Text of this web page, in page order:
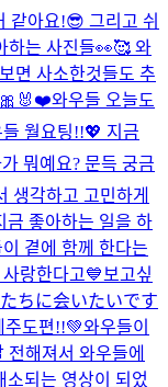
같아요!😎 그리고 쉬
하는 사진들👀🥰 와
면 사소한것들도 추
🎀🐰❤️와우들 오늘도
들 월요팅!!💖 지금
뭐예요? 문득 궁금
생각하고 고민하게
금 좋아하는 일을 하
곁에 함께 한다는
랑한다고💙 보고싶
ちに会いたいです
도편!!💚와우들이
해져서 와우들에
소되는 영상이 되었